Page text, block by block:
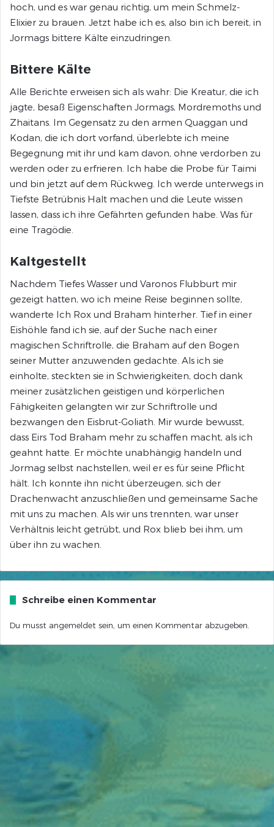
hoch, und es war genau richtig, um mein Schmelz-
Elixier zu brauen. Jetzt habe ich es, also bin ich bereit, in
Jormags bittere Kälte einzudringen.
Bittere Kälte
Alle Berichte erweisen sich als wahr: Die Kreatur, die ich
jagte, besaß Eigenschaften Jormags, Mordremoths und
Zhaitans. Im Gegensatz zu den armen Quaggan und
Kodan, die ich dort vorfand, überlebte ich meine
Begegnung mit ihr und kam davon, ohne verdorben zu
werden oder zu erfrieren. Ich habe die Probe für Taimi
und bin jetzt auf dem Rückweg. Ich werde unterwegs in
Tiefste Betrübnis Halt machen und die Leute wissen
lassen, dass ich ihre Gefährten gefunden habe. Was für
eine Tragödie.
Kaltgestellt
Nachdem Tiefes Wasser und Varonos Flubburt mir
gezeigt hatten, wo ich meine Reise beginnen sollte,
wanderte Ich Rox und Braham hinterher. Tief in einer
Eishöhle fand ich sie, auf der Suche nach einer
magischen Schriftrolle, die Braham auf den Bogen
seiner Mutter anzuwenden gedachte. Als ich sie
einholte, steckten sie in Schwierigkeiten, doch dank
meiner zusätzlichen geistigen und körperlichen
Fähigkeiten gelangten wir zur Schriftrolle und
bezwangen den Eisbrut-Goliath. Mir wurde bewusst,
dass Eirs Tod Braham mehr zu schaffen macht, als ich
geahnt hatte. Er möchte unabhängig handeln und
Jormag selbst nachstellen, weil er es für seine Pflicht
hält. Ich konnte ihn nicht überzeugen, sich der
Drachenwacht anzuschließen und gemeinsame Sache
mit uns zu machen. Als wir uns trennten, war unser
Verhältnis leicht getrübt, und Rox blieb bei ihm, um
über ihn zu wachen.
Schreibe einen Kommentar
Du musst angemeldet sein, um einen Kommentar abzugeben.